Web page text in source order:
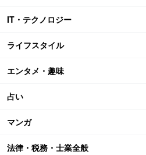
IT・テクノロジー
ライフスタイル
エンタメ・趣味
占い
マンガ
法律・税務・士業全般